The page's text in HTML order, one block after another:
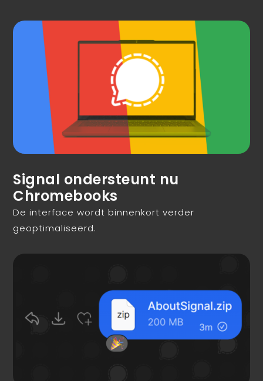
Signal ondersteunt nu
Chromebooks
De interface wordt binnenkort verder
geoptimaliseerd.